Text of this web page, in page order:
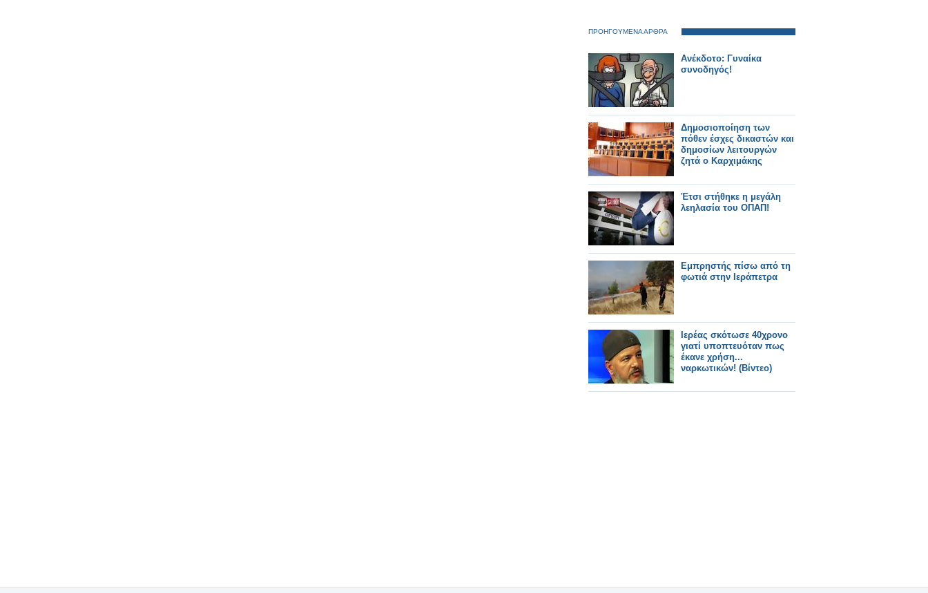
ΠΡΟΗΓΟΥΜΕΝΑ ΑΡΘΡΑ
Ανέκδοτο: Γυναίκα
συνοδηγός!
Δημοσιοποίηση των
πόθεν έσχες δικαστών και
δημοσίων λειτουργών
ζητά ο Καρχιμάκης
Έτσι στήθηκε η μεγάλη
λεηλασία του ΟΠΑΠ!
Εμπρηστής πίσω από τη
φωτιά στην Ιεράπετρα
Ιερέας σκότωσε 40χρονο
γιατί υποπτευόταν πως
έκανε χρήση...
ναρκωτικών! (Βίντεο)